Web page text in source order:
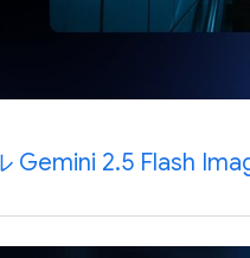
Gemini 2.5 Flash